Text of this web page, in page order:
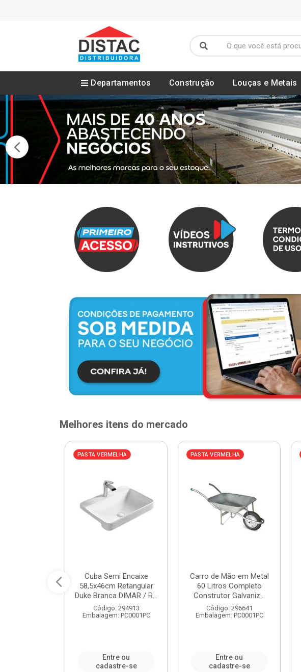
Departamentos Construção Louças e Metais
Melhores itens do mercado
PASTA VERMELHA
Cuba Semi Encaixe
58,5x46cm Retangular
Duke Branca DIMAR / R...
Código: 294913
Embalagem: PC0001PC
Entre ou
cadastre-se
PASTA VERMELHA
Carro de Mão em Metal
60 Litros Completo
Construtor Galvaniz...
Código: 296641
Embalagem: PC0001PC
Entre ou
cadastre-se